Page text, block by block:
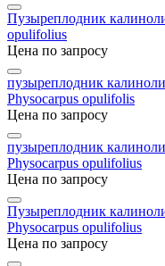
Пузыреплодник
opulifolius
Цена по запросу
пузыреплодник
Physocarpus opulifolis
Цена по запросу
пузыреплодник
Physocarpus opulifolius
Цена по запросу
Пузыреплодник
Physocarpus opulifolius
Цена по запросу